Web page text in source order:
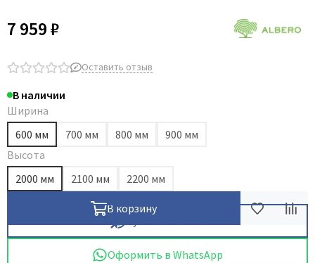
7 959 ₽
Оставить отзыв
В наличии
Ширина
600 мм
700 мм 800 мм
900 мм
Высота
2000 мм
2100 мм 2200 мм
В корзину
Оформить в WhatsApp